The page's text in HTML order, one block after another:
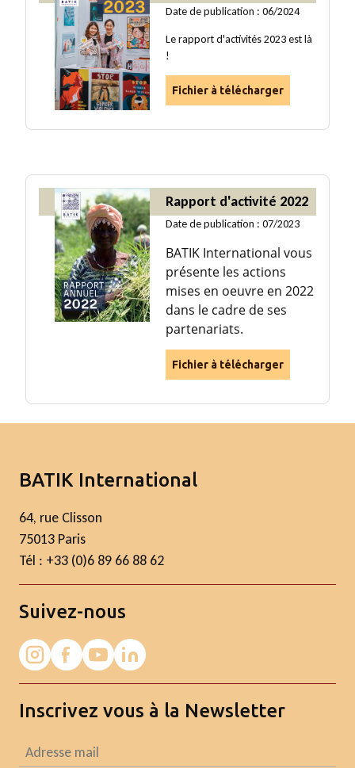
Date de publication : 06/2024
Le rapport d'activités 2023 est là
!
Fichier à télécharger
Rapport d'activité 2022
Date de publication : 07/2023
BATIK International vous
présente les actions
mises en oeuvre en 2022
dans le cadre de ses
partenariats.
Fichier à télécharger
BATIK International
64, rue Clisson
75013 Paris
Tél : +33 (0)6 89 66 88 62
Suivez-nous
Inscrivez vous à la Newsletter